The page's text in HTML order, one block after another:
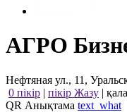
АГРО
Нефтяная ул., 11,
0 пікір | пікір Жазу |
QR Анықтама text_what